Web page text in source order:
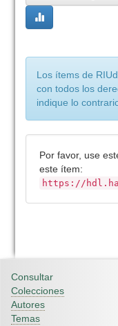
Los ítems de
con todos los
indique lo
Por favor, use
este ítem:
https://
Consultar
Colecciones
Autores
Temas